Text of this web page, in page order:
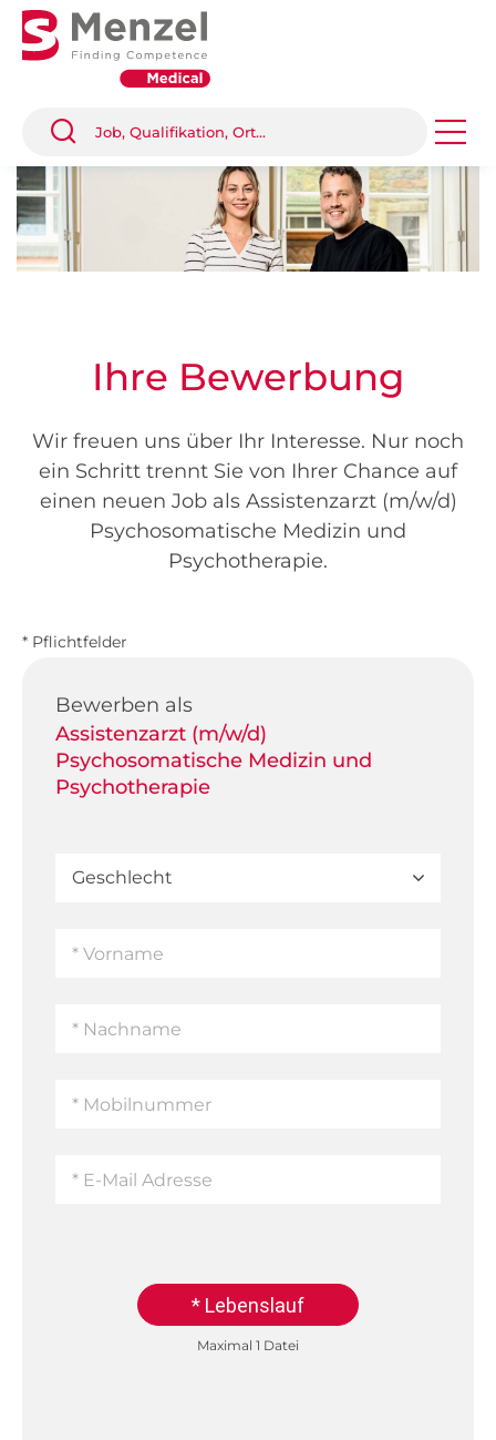
Ihre Bewerbung
Wir freuen uns über Ihr Interesse. Nur noch
ein Schritt trennt Sie von Ihrer Chance auf
einen neuen Job als Assistenzarzt (m/w/d)
Psychosomatische Medizin und
Psychotherapie.
* Pflichtfelder
Bewerben als
Assistenzarzt (m/w/d)
Psychosomatische Medizin und
Psychotherapie
* Lebenslauf
Maximal 1 Datei